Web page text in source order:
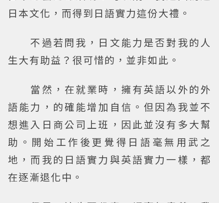
日本文化，而得到日語實力這份大禮。
不過若問我，日文能力是否對我的人
生大有助益？很可惜的，並非如此。
當然，在就業時，擁有英語以外的外
語能力，的確能增加自信。但因為我並不
想進入日商公司上班，因此並沒有多大幫
助。開始工作後更覺得日語毫無用武之
地，而我的日語實力與英語實力一樣，都
在逐漸退化中。